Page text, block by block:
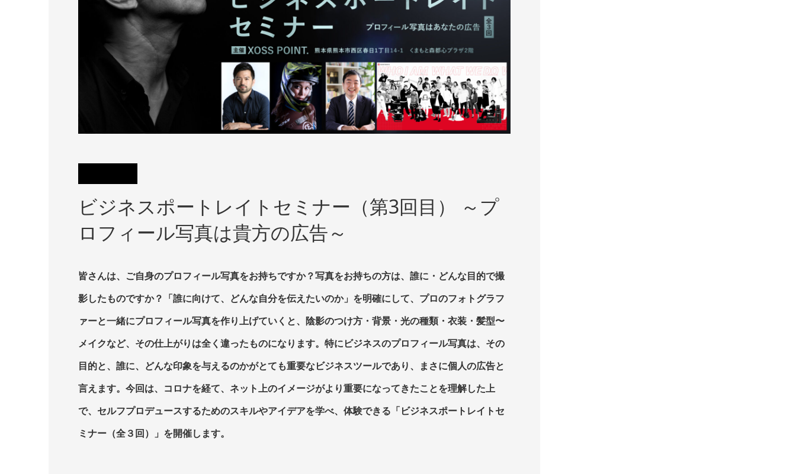
ビジネスポートレイトセミナー（第3回目） ～プ
ロフィール写真は貴方の広告～
皆さんは、ご自身のプロフィール写真をお持ちですか？写真をお持ちの方は、誰に・どんな目的で撮
影したものですか？「誰に向けて、どんな自分を伝えたいのか」を明確にして、プロのフォトグラフ
ァーと一緒にプロフィール写真を作り上げていくと、陰影のつけ方・背景・光の種類・衣装・髪型〜
メイクなど、その仕上がりは全く違ったものになります。特にビジネスのプロフィール写真は、その
目的と、誰に、どんな印象を与えるのかがとても重要なビジネスツールであり、まさに個人の広告と
言えます。今回は、コロナを経て、ネット上のイメージがより重要になってきたことを理解した上
で、セルフプロデュースするためのスキルやアイデアを学べ、体験できる「ビジネスポートレイトセ
ミナー（全３回）」を開催します。